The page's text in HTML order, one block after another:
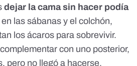
dejar la cama sin hacer podía
en las sábanas y el colchón,
los ácaros para sobrevivir.
con uno posterior,
pero no llegó a hacerse.